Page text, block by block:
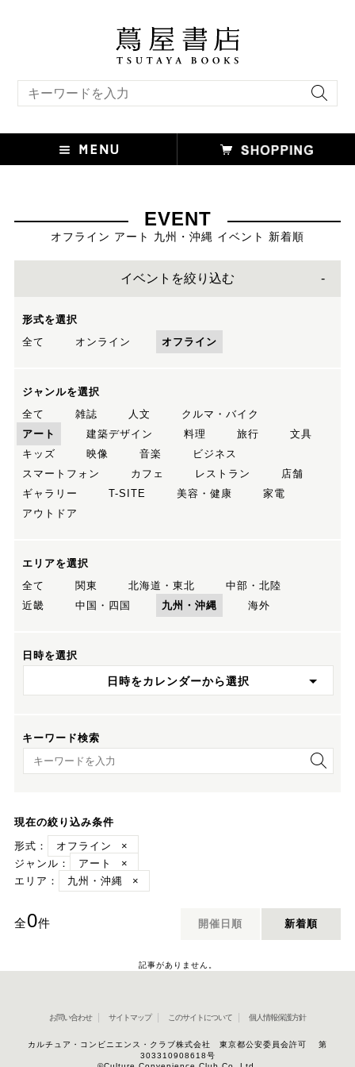
EVENT
オフライン アート 九州・沖縄 イベント 新着順
イベントを絞り込む
形式を選択
全て
オンライン オフライン
ジャンルを選択
全て
雑誌 人文
クルマ・バイク
アート
建築デザイン 料理 旅行
文具
キッズ
映像 音楽
ビジネス
スマートフォン
カフェ レストラン
店舗
ギャラリー
T-SITE 美容・健康
家電
アウトドア
エリアを選択
全て
関東 北海道・東北
中部・北陸
近畿
中国・四国 九州・沖縄 海外
日時を選択
日時をカレンダーから選択
キーワード検索
キーワード検索
現在の絞り込み条件
形式：
オフライン
×
ジャンル：
アート
×
エリア：
九州・沖縄 ×
全0件 開催日順 新着順
記事がありません。
お問い合わせ サイトマップ このサイトについて 個人情報保護方針
カルチュア・コンビニエンス・クラブ株式会社 東京都公安委員会許可 第
303310908618号